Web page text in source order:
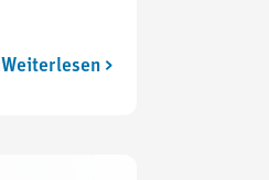
Weiterlesen >